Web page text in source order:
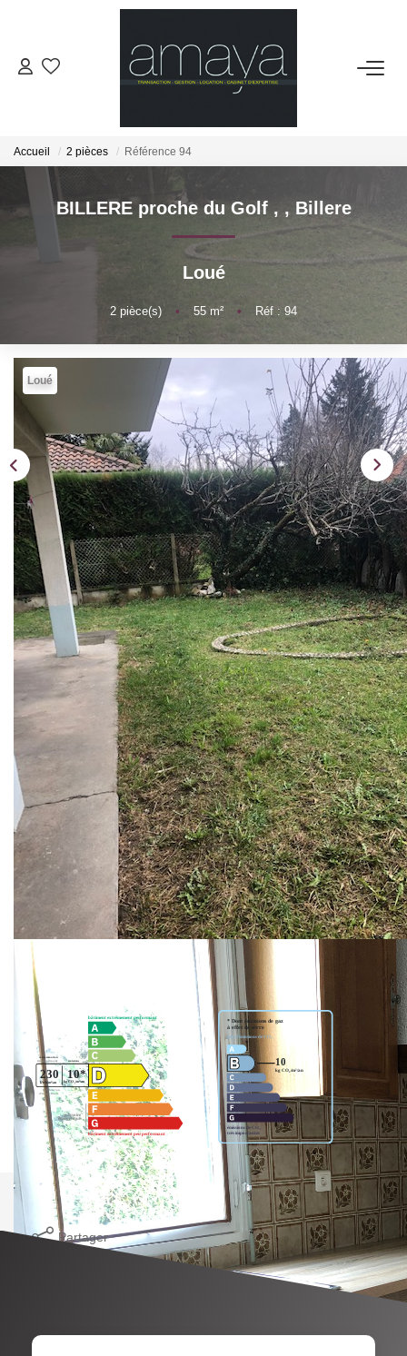
ACHETER
Biens Vendus
LOUER
GESTION
ESTIMATION
NOS AGENCES
Notre Équipe
Notre Expertise
Nos Partenaires
ACTUALITÉS
CONTACT
Accueil 2 pièces Référence 94
BILLERE proche du Golf , , Billere
Loué
2 pièce(s) • 55 m² • Réf : 94
Loué
Description
Réf : 94
Dans maison, grand T2 avec jardin privatif, entrée, séjour,
cuisine aménagée, 1 chambre, 1 coin bureau, 1 sdbain,
1WC
loyer: 540 € CC
pas de provisions sur charges : compteur d'eau individuelle
Dépot de garantie : 540 €
Honos : 427,68 € ttc dont edl 165 € surf hab : 55,21 m²
Nos honoraires Nous contacter
Diagnostics énergétiques
Imprimer
Partager